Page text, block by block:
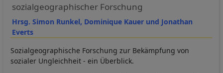
Hrsg. Simon Runkel, Dominique Kauer und Jonathan
Everts
sozialgeographischer Forschung
Sozialgeographische Forschung zur Bekämpfung von
sozialer Ungleichheit - ein Überblick.